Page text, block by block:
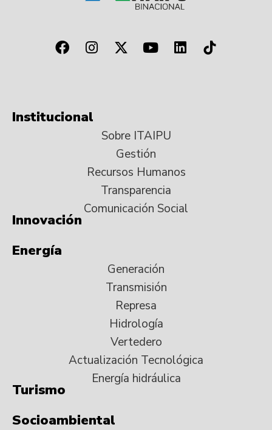
Institucional
Sobre ITAIPU
Gestión
Recursos Humanos
Transparencia
Comunicación Social
Innovación
Energía
Generación
Transmisión
Represa
Hidrología
Vertedero
Actualización Tecnológica
Energía hidráulica
Turismo
Socioambiental